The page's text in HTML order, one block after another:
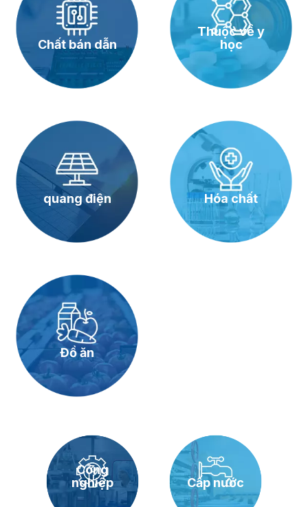
Chất bán dẫn
Thuộc về y
học
quang điện Hóa chất
Đồ ăn
Công
nghiệp
Cấp nước